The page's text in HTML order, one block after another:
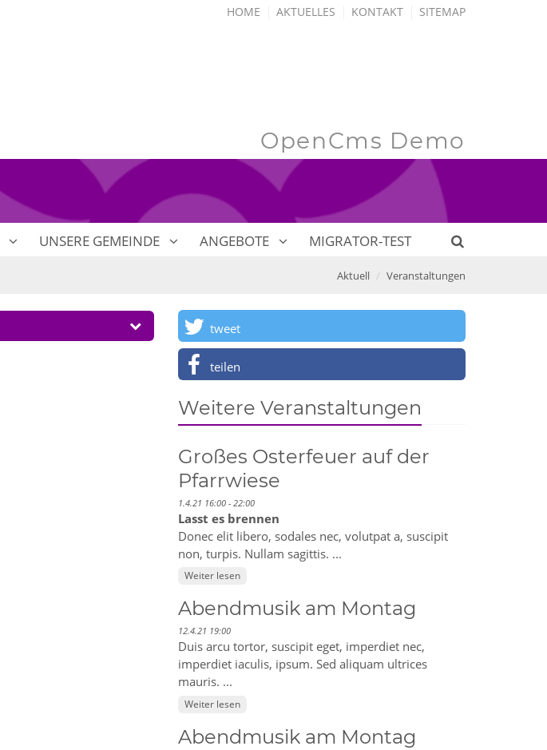
HOME AKTUELLES KONTAKT SITEMAP
OpenCms Demo
UNSERE GEMEINDE ANGEBOTE MIGRATOR-TEST
Aktuell Veranstaltungen
tweet
teilen
Weitere Veranstaltungen
Großes Osterfeuer auf der
Pfarrwiese
1.4.21 16:00 - 22:00
Lasst es brennen
Donec elit libero, sodales nec, volutpat a, suscipit
non, turpis. Nullam sagittis. ...
Weiter lesen
Abendmusik am Montag
12.4.21 19:00
Duis arcu tortor, suscipit eget, imperdiet nec,
imperdiet iaculis, ipsum. Sed aliquam ultrices
mauris. ...
Weiter lesen
Abendmusik am Montag